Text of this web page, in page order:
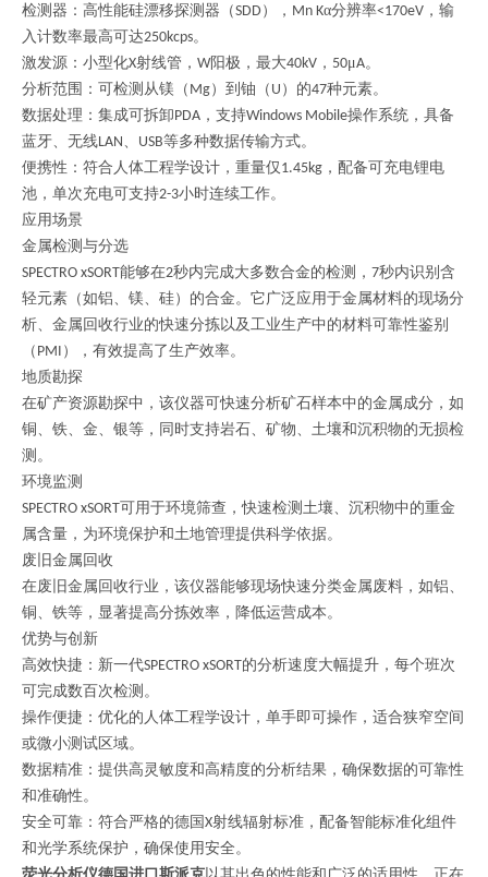
检测器：高性能硅漂移探测器（SDD）， Mn Kα分辨率<170eV ，输
入计数率最高可达250kcps。
激发源：小型化X射线管， W阳极，最大40kV ， 50μA。
分析范围：可检测从镁（ Mg）到铀（ U ）的47种元素。
数据处理：集成可拆卸 PDA ，支持Windows Mobile操作系统，具备
蓝牙、无线LAN USB等多种数据传输方式。
便携性：符合人体工程学设计，重量仅 1.45kg ，配备可充电锂电
池，单次充电可支持2-3小时连续工作。
应用场景
金属检测与分选
SPECTRO xSORT能够在2秒内完成大多数合金的检测， 7秒内识别含
轻元素（如铝、镁、硅）的合金。它广泛应用于金属材料的现场分
析、金属回收行业的快速分拣以及工业生产中的材料可靠性鉴别
（ PMI ），有效提高了生产效率。
地质勘探
在矿产资源勘探中，该仪器可快速分析矿石样本中的金属成分，如
铜、铁、金、银等，同时支持岩石、矿物、土壤和沉积物的无损检
测。
环境监测
SPECTRO xSORT可用于环境筛查，快速检测土壤、沉积物中的重金
属含量，为环境保护和土地管理提供科学依据。
废旧金属回收
在废旧金属回收行业，该仪器能够现场快速分类金属废料，如铝、
铜、铁等，显著提高分拣效率，降低运营成本。
优势与创新
高效快捷：新一代SPECTRO xSORT的分析速度大幅提升，每个班次
可完成数百次检测。
操作便捷：优化的人体工程学设计，单手即可操作，适合狭窄空间
或微小测试区域。
数据精准：提供高灵敏度和高精度的分析结果，确保数据的可靠性
和准确性。
安全可靠：符合严格的德国 X射线辐射标准，配备智能标准化组件
和光学系统保护，确保使用安全。